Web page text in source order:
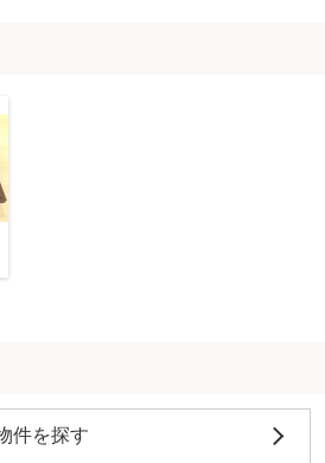
件を探す